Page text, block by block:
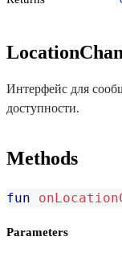
Интерфейс для
доступности.
Methods
fun
Parameters